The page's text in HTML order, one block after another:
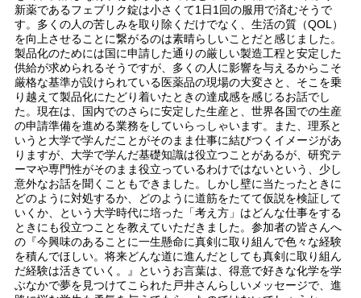
新薬であるフェブリク錠は小さくて1日1回の服用で済むそうで
す。多くの人の苦しみを取り除くだけでなく、生活の質（QOL）
を向上させることに繋がるのは素晴らしいことだと感じました。
製品化のためには国に申請した通りの厳しい製造工程と安定した
供給が求められるそうですが、多くの人に影響を与えるからこそ
厳格な基準が設けられている医薬品の現場の大変さと、そこを乗
り越えて製品化にたどり着いたときの達成感を感じるお話でし
た。現在は、国内でのさらに安定した生産と、世界各国での生産
の申請準備を進める業務をしていらっしゃいます。また、理系と
いうと大学で学んだことがそのまま仕事に結びつくイメージがあ
りますが、大学で学んだ基礎知識は役立つことがあるが、研究テ
ーマや専門性がそのまま役立っているわけではないという、少し
意外なお話を聞くこともできました。しかし壁に当たったときに
どのように対処するか、どのように道筋をたてて仮説を検証して
いくか、という大学時代に培った「考え方」はどんな仕事をする
ときにも役立つことを教えていただきました。参加者の皆さんへ
の『今興味のあることに一生懸命に真剣に取り組んで色々な経験
を積んでほしい。将来どんな道に進んだとしても真剣に取り組ん
だ経験は活きていく。』というお言葉は、得意で好きな化学を学
ぶなかで夢を見つけてこられた戸井さんらしいメッセージで、進